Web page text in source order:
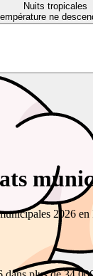
Nuits tropicales
ne
2026